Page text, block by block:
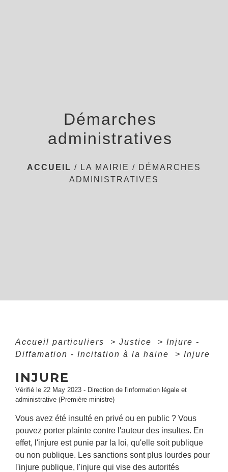
Démarches
administratives
ACCUEIL / LA MAIRIE / DÉMARCHES
ADMINISTRATIVES
Accueil particuliers > Justice > Injure -
Diffamation - Incitation à la haine
> Injure
INJURE
Vérifié le 22 May 2023 - Direction de l'information légale et
administrative (Première ministre)
Vous avez été insulté en privé ou en public ? Vous
pouvez porter plainte contre l'auteur des insultes. En
effet, l'injure est punie par la loi, qu'elle soit publique
ou non publique. Les sanctions sont plus lourdes pour
l'injure publique, l'injure qui vise des autorités